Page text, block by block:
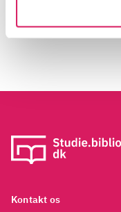
Kontakt os